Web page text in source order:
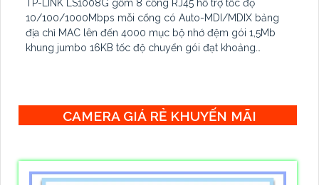
TP-LINK LS1008G gồm 8 cổng RJ45 hỗ trợ tốc độ
10/100/1000Mbps mỗi cổng có Auto-MDI/MDIX bảng
địa chỉ MAC lên đến 4000 mục bộ nhớ đệm gói 1,5Mb
khung jumbo 16KB tốc độ chuyển gói đạt khoảng
CAMERA GIÁ RẺ KHUYẾN MÃI